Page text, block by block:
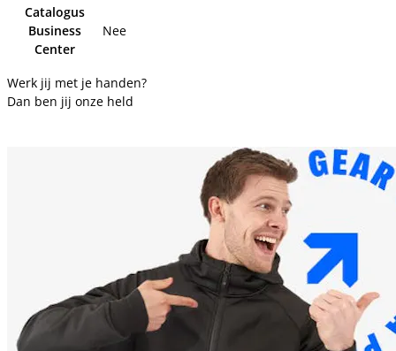
Catalogus
Business
Center
Nee
Werk jij met je handen?
Dan ben jij onze held